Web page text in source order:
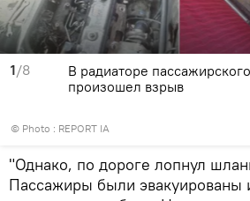
1/8
© Photo : REPORT IA
В радиаторе
произошел взрыв
"Однако, по дороге лопнул
Пассажиры были эвакуированы